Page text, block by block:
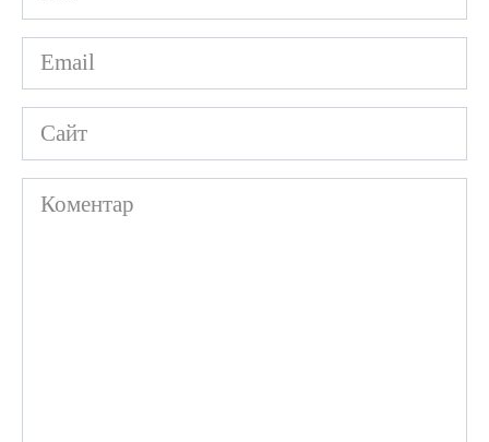
*
Email
*
Сайт
Коментар